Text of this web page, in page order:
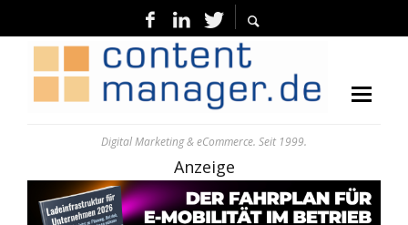
Digital Marketing & eCommerce. Seit 1999.
Anzeige